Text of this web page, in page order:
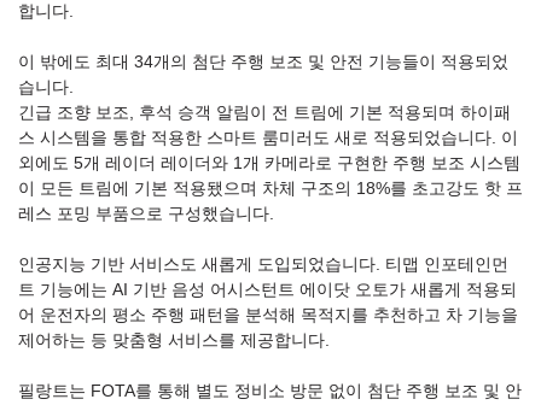
합니다.
이 밖에도 최대 34개의 첨단 주행 보조 및 안전 기능들이 적용되었
습니다.
긴급 조향 보조, 후석 승객 알림이 전 트림에 기본 적용되며 하이패
스 시스템을 통합 적용한 스마트 룸미러도 새로 적용되었습니다. 이
외에도 5개 레이더 레이더와 1개 카메라로 구현한 주행 보조 시스템
이 모든 트림에 기본 적용됐으며 차체 구조의 18%를 초고강도 핫 프
레스 포밍 부품으로 구성했습니다.
인공지능 기반 서비스도 새롭게 도입되었습니다. 티맵 인포테인먼
트 기능에는 AI 기반 음성 어시스턴트 에이닷 오토가 새롭게 적용되
어 운전자의 평소 주행 패턴을 분석해 목적지를 추천하고 차 기능을
제어하는 등 맞춤형 서비스를 제공합니다.
필랑트는 FOTA를 통해 별도 정비소 방문 없이 첨단 주행 보조 및 안